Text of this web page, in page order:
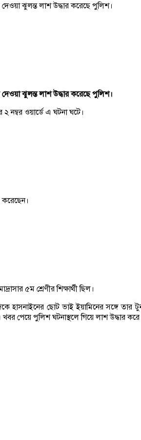
ঝুলন্ত লাশ উদ্ধার করেছে পুলিশ।
ঝুলন্ত লাশ উদ্ধার করেছে পুলিশ।
নম্বর ওয়ার্ডে এ ঘটনা ঘটে।
৫ম শ্রেণীর শিক্ষার্থী ছিল।
হাসনাইনের ছোট ভাই ইয়ামিনের সঙ্গে
পুলিশ ঘটনাস্থলে গিয়ে লাশ উদ্ধার করে